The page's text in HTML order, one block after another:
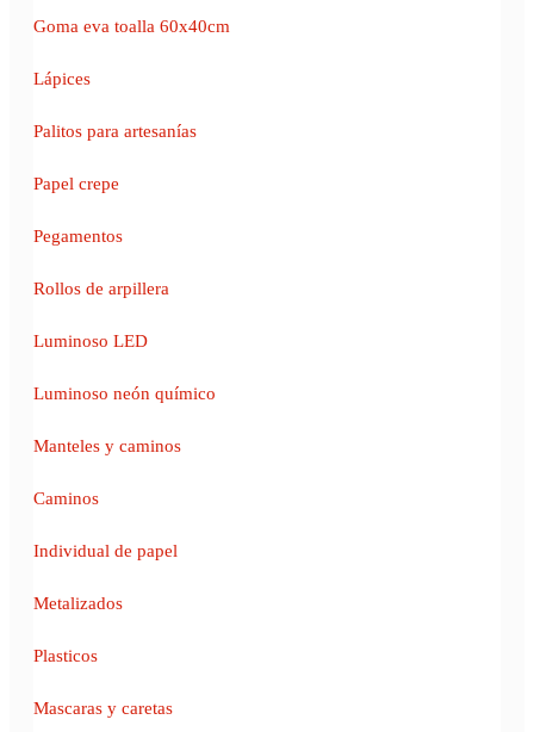
Goma eva toalla 60x40cm
Lápices
Palitos para artesanías
Papel crepe
Pegamentos
Rollos de arpillera
Luminoso LED
Luminoso neón químico
Manteles y caminos
Caminos
Individual de papel
Metalizados
Plasticos
Mascaras y caretas